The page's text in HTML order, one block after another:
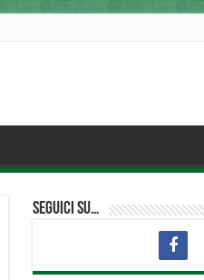
Seguici su…